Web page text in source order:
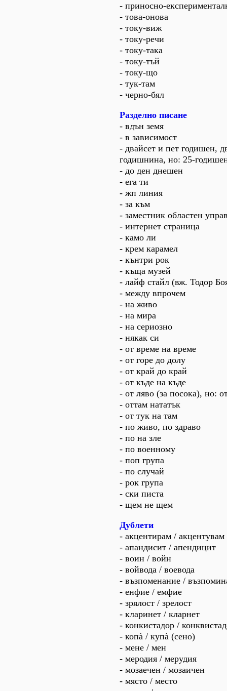
- приносно-
- това-онова
- току-виж
- току-речи
- току-така
- току-тъй
- току-що
- тук-там
- черно-бял
Разделно писане
- вдън земя
- в зависимост
- двайсет и пет годишен,
годишнина, но: 25-
- до ден днешен
- ега ти
- жп линия
- за към
- заместник областен
- интернет страница
- камо ли
- крем карамел
- кънтри рок
- къща музей
- лайф стайл (вж. Тодор
- между впрочем
- на живо
- на мира
- на сериозно
- някак си
- от време на време
- от горе до долу
- от край до край
- от къде на къде
- от ляво (за посока), но:
- оттам нататък
- от тук на там
- по живо, по здраво
- по на зле
- по военному
- поп група
- по случай
- рок група
- ски писта
- щем не щем
Дублети
- акцентирам / акцентувам
- апандисит / апендицит
- воин / войн
- войвода / воевода
- възпоменание /
- енфие / емфие
- зрялост / зрелост
- кларинет / кларнет
- конкистадор /
- копà / купà (сено)
- мене / мен
- меродия / мерудия
- мозаечен / мозаичен
- място / место